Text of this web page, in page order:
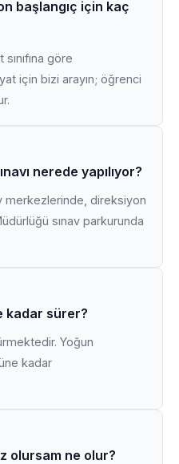
başlangıç için kaç
göre
için bizi arayın; öğrenci
nerede yapılıyor?
merkezlerinde, direksiyon
sınav parkurunda
kadar sürer?
Yoğun
kadar
olursam ne olur?